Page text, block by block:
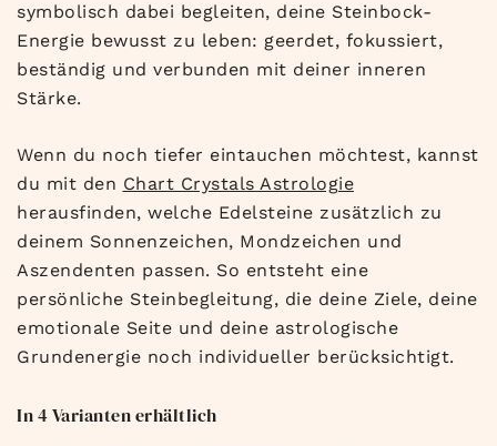
symbolisch dabei begleiten, deine Steinbock-
Energie bewusst zu leben: geerdet, fokussiert,
beständig und verbunden mit deiner inneren
Stärke.
Wenn du noch tiefer eintauchen möchtest, kannst
du mit den Chart Crystals Astrologie
herausfinden, welche Edelsteine zusätzlich zu
deinem Sonnenzeichen, Mondzeichen und
Aszendenten passen. So entsteht eine
persönliche Steinbegleitung, die deine Ziele, deine
emotionale Seite und deine astrologische
Grundenergie noch individueller berücksichtigt.
In 4 Varianten erhältlich